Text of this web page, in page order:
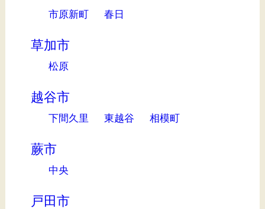
市原新町 春日
草加市
松原
越谷市
下間久里 東越谷 相模町
蕨市
中央
戸田市